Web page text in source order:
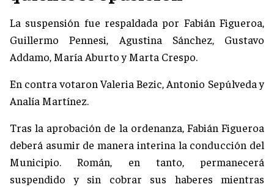
La suspensión fue respaldada por Fabián Figueroa,
Guillermo Pennesi, Agustina Sánchez, Gustavo
Addamo, María Aburto y Marta Crespo.
En contra votaron Valeria Bezic, Antonio Sepúlveda y
Analía Martínez.
Tras la aprobación de la ordenanza, Fabián Figueroa
deberá asumir de manera interina la conducción del
Municipio. Román, en tanto, permanecerá
suspendido y sin cobrar sus haberes mientras